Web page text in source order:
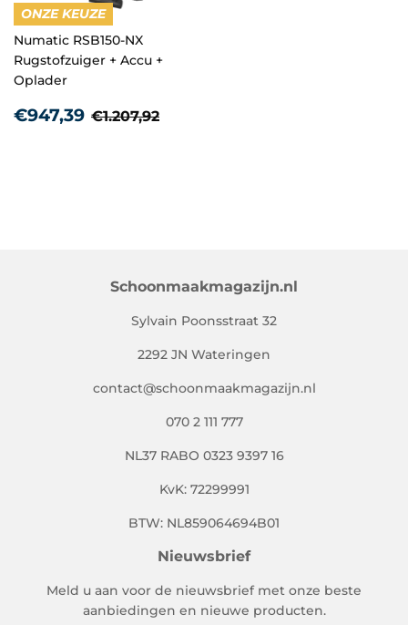
ONZE KEUZE
Numatic RSB150-NX
Rugstofzuiger + Accu +
Oplader
Aanbiedingsprijs
€947,39 €947,39
Normale prijs
€1.207,92
Schoonmaakmagazijn.nl
Sylvain Poonsstraat 32
2292 JN Wateringen
contact@schoonmaakmagazijn.nl
070 2 111 777
NL37 RABO 0323 9397 16
KvK: 72299991
BTW: NL859064694B01
Nieuwsbrief
Meld u aan voor de nieuwsbrief met onze beste
aanbiedingen en nieuwe producten.